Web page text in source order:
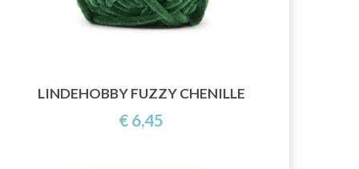
LINDEHOBBY FUZZY CHENILLE
€ 6,45